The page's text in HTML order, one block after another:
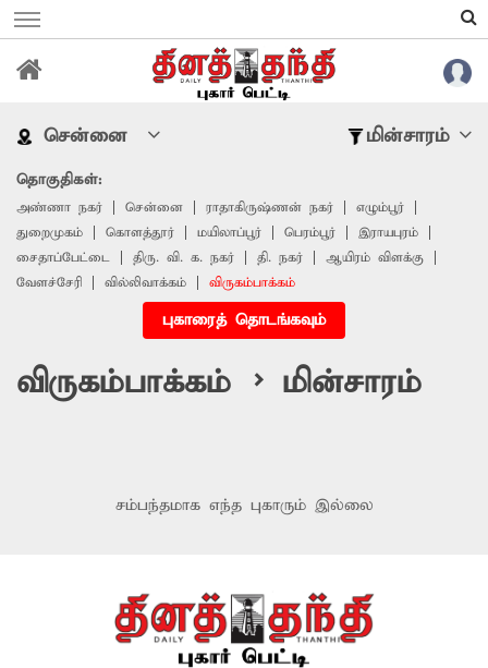
சென்னை மின்சாரம்
தொகுதிகள்:
அண்ணா நகர் சென்னை ராதாகிருஷ்ணன் நகர்
எழும்பூர்
துறைமுகம்
கொளத்தூர் மயிலாப்பூர் பெரம்பூர்
இராயபுரம்
சைதாப்பேட்டை
திரு. வி. க. நகர் தி. நகர்
ஆயிரம் விளக்கு
வேளச்சேரி
வில்லிவாக்கம் விருகம்பாக்கம்
புகாரைத் தொடங்கவும்
விருகம்பாக்கம் > மின்சாரம்
சம்பந்தமாக எந்த புகாரும் இல்லை